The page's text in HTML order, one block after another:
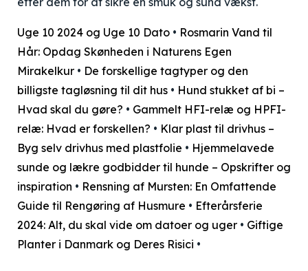
Uge 10 2024 og Uge 10 Dato • Rosmarin Vand til
Hår: Opdag Skønheden i Naturens Egen
Mirakelkur • De forskellige tagtyper og den
billigste tagløsning til dit hus • Hund stukket af bi –
Hvad skal du gøre? • Gammelt HFI-relæ og HPFI-
relæ: Hvad er forskellen? • Klar plast til drivhus –
Byg selv drivhus med plastfolie • Hjemmelavede
sunde og lækre godbidder til hunde – Opskrifter og
inspiration • Rensning af Mursten: En Omfattende
Guide til Rengøring af Husmure • Efterårsferie
2024: Alt, du skal vide om datoer og uger • Giftige
Planter i Danmark og Deres Risici •